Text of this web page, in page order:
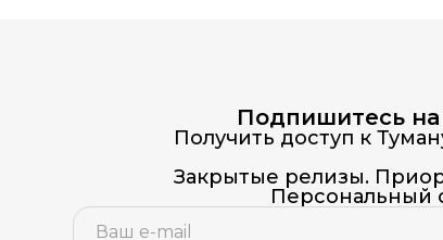
Подпишитесь
Получить доступ к
Закрытые релизы.
Персональный